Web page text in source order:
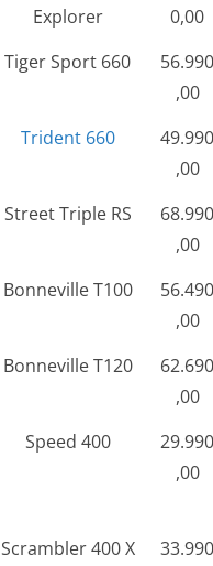
Explorer
0,00
Tiger Sport 660
56.990
,00
Trident 660
49.990
,00
Street Triple RS
68.990
,00
Bonneville T100
56.490
,00
Bonneville T120
62.690
,00
Speed 400
29.990
,00
Scrambler 400 X
33.990